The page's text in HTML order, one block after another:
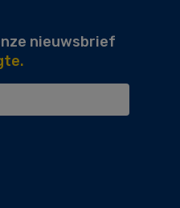
nieuwsbrief